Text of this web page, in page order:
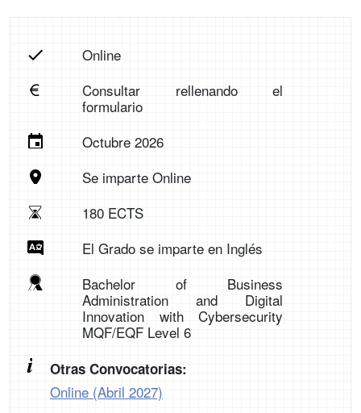
Online
Consultar rellenando el
formulario
Octubre 2026
Se imparte Online
180 ECTS
El Grado se imparte en Inglés
Bachelor of Business
Administration and Digital
Innovation with Cybersecurity
MQF/EQF Level 6
Otras Convocatorias:
Online (Abril 2027)